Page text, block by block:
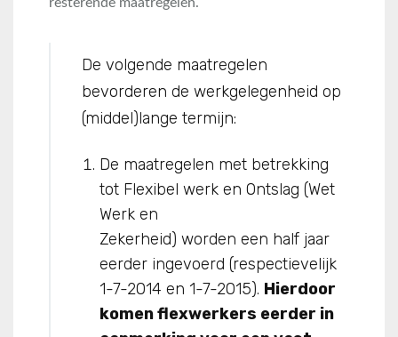
De volgende maatregelen
bevorderen de werkgelegenheid op
(middel)lange termijn:
De maatregelen met betrekking
tot Flexibel werk en Ontslag (Wet
Werk en
Zekerheid) worden een half jaar
eerder ingevoerd (respectievelijk
1-7-2014 en 1-7-2015). Hierdoor
komen flexwerkers eerder in